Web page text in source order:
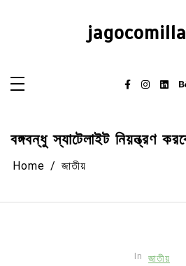
বঙ্গবন্ধু স্যাটেলাইট নিয়ন্ত্রণ
Home জাতীয়
In জাতীয়